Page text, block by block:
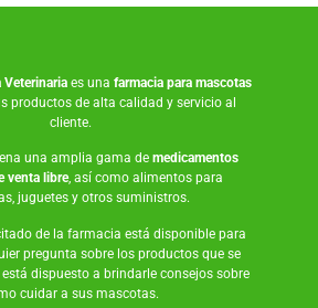
Veterinariaes una farmacia para mascotas
productos de alta calidad y servicio al
cliente.
una amplia gama de medicamentos
venta libre, así como alimentos para
, juguetesy otros suministros.
de la farmacia está disponible para
pregunta sobre los productos que se
dispuesto a brindarle consejos sobre
cuidar a sus mascotas.